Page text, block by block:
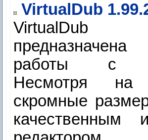
VirtualDub
работы с
Несмотря на
скромные
качественным